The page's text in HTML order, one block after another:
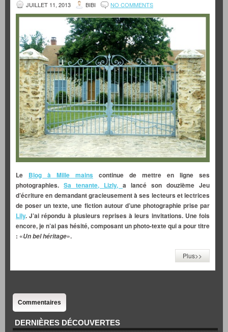
JUILLET 11, 2013 BIBI NO COMMENTS
Le Blog à Mille mains continue de mettre en ligne ses
photographies. Sa tenante, Lizly, a lancé son douzième Jeu
d’écriture en demandant gracieusement à ses lecteurs et lectrices
de poser un texte, une fiction autour d’une photographie prise par
Lily. J’ai répondu à plusieurs reprises à leurs invitations. Une fois
encore, je n’ai pas hésité, composant un photo-texte qui a pour titre
: «Un bel héritage».
Plus>>
Commentaires
DERNIÈRES DÉCOUVERTES